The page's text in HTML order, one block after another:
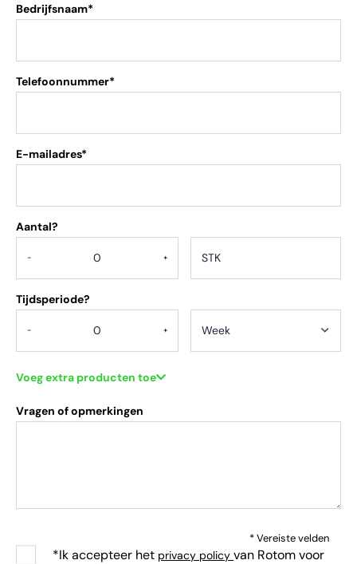
Bedrijfsnaam*
Telefoonnummer*
E-mailadres*
Aantal?
- +
Tijdsperiode?
- +
Voeg extra producten toe
Vragen of opmerkingen
* Vereiste velden
*Ik accepteer het privacy policy van Rotom voor